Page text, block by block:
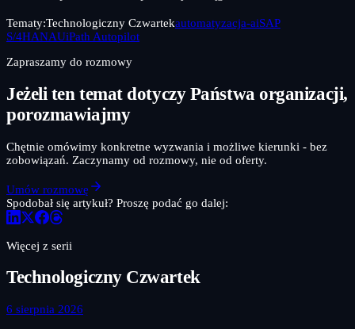
Tematy:Technologiczny Czwartekautomatyzacja-aiSAP
S/4HANAUiPath Autopilot
Zapraszamy do rozmowy
Jeżeli ten temat dotyczy Państwa organizacji,
porozmawiajmy
Chętnie omówimy konkretne wyzwania i możliwe kierunki - bez
zobowiązań. Zaczynamy od rozmowy, nie od oferty.
Umów rozmowę
Spodobał się artykuł? Proszę podać go dalej:
Więcej z serii
Technologiczny Czwartek
6 sierpnia 2026